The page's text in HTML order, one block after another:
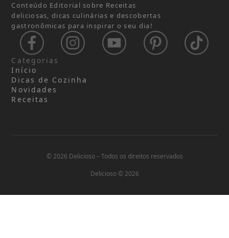
Conteúdo Editorial sobre Receitas
deliciosas, dicas culinárias e descobertas
gastronômicas para inspirar o seu dia!
Categorias
Início
Dicas de Cozinha
Novidades
Receitas
© 2026 Delicioso – Todos os direitos reservados
Delicioso © 2026